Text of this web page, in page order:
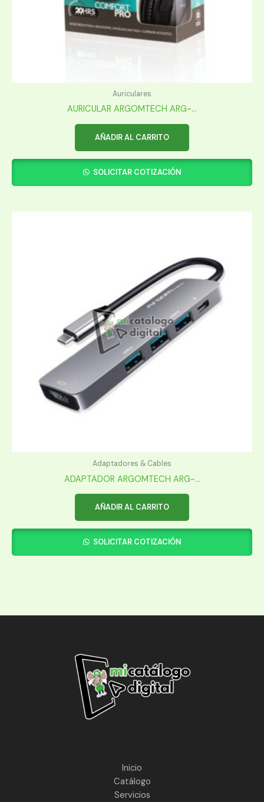
Auriculares
AURICULAR ARGOMTECH ARG-...
AÑADIR AL CARRITO
SOLICITAR COTIZACIÓN
Adaptadores & Cables
ADAPTADOR ARGOMTECH ARG-...
AÑADIR AL CARRITO
SOLICITAR COTIZACIÓN
Inicio
Catálogo
Servicios